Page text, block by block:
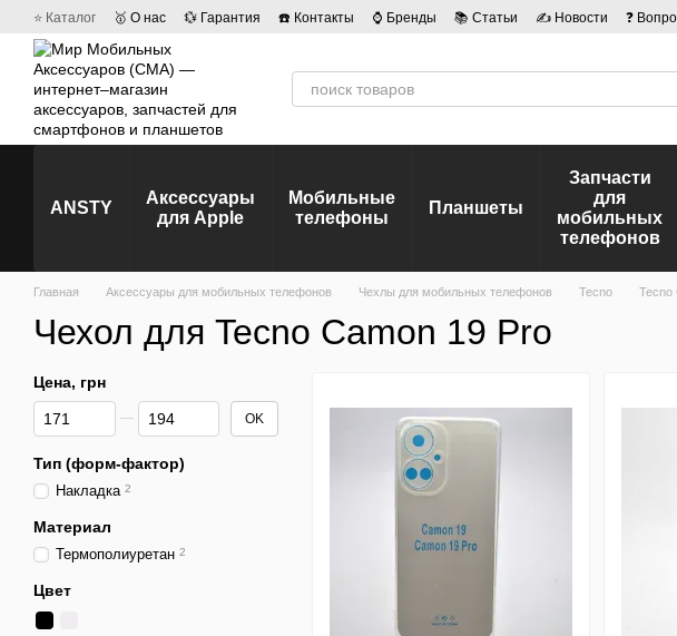
Перейти к основному контенту
⭐ Каталог 🥇 О нас 💱 Гарантия ☎️ Контакты ⌚ Бренды 📚 Статьи ✍ Новости ❓
ANSTY
Аксессуары
для Apple
Мобильные
телефоны
Планшеты
Запчасти
для
мобильных
телефонов
Главная Аксессуары для мобильных телефонов Чехлы для мобильных телефонов Tecno Tecno
Чехол для Tecno Camon 19 Pro
Цена, грн
От Цена, грн
До Цена, грн OK
Тип (форм-фактор)
Накладка 2
Материал
Термополиуретан 2
Цвет